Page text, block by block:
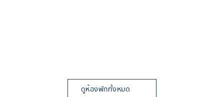
ดูห้องพักทั้งหมด